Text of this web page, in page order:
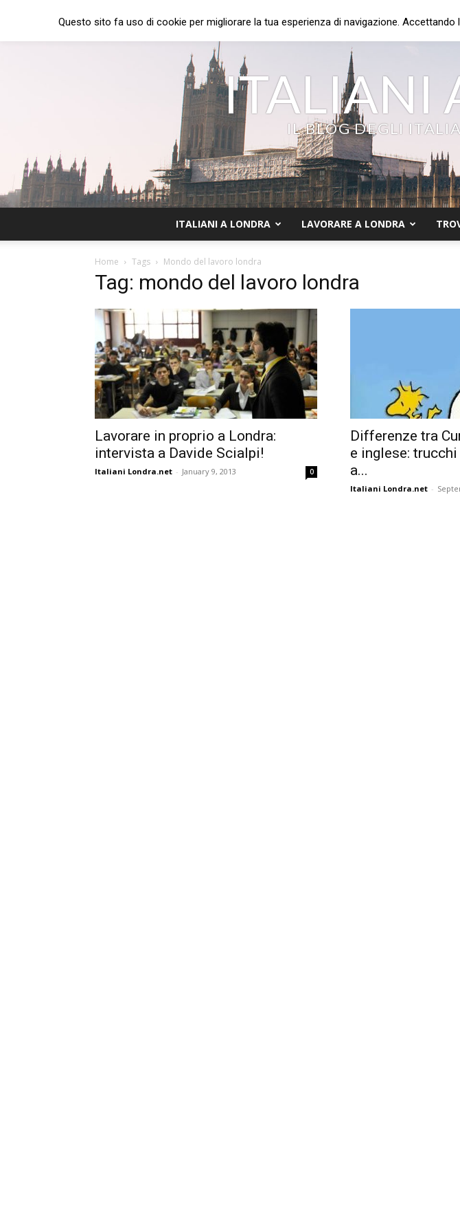
ITALIANI
IL BLOG DEGLI
ITALIANI A LONDRA LAVORARE A LONDRA
Home Tags Mondo del lavoro londra
Tag: mondo del lavoro londra
Lavorare in proprio a Londra:
intervista a Davide Scialpi!
Italiani Londra.net - January 9, 2013 0
Differenze tra
e inglese:
a...
Italiani Londra.net -
Questo sito fa uso di cookie per migliorare la tua esperienza di navigazione.